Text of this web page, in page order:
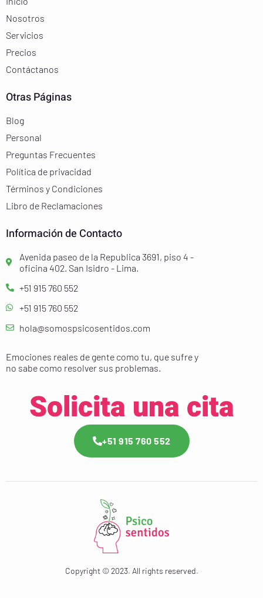
Nosotros
Servicios
Precios
Contáctanos
Otras Páginas
Blog
Personal
Preguntas Frecuentes
Política de privacidad
Términos y Condiciones
Libro de Reclamaciones
Información de Contacto
Avenida paseo de la Republica 3691, piso 4 -
oficina 402. San Isidro - Lima.
+51 915 760 552
+51 915 760 552
hola@somospsicosentidos.com
Emociones reales de gente como tu, que sufre y
no sabe como resolver sus problemas.
Solicita una cita
+51 915 760 552
Copyright © 2023. All rights reserved.